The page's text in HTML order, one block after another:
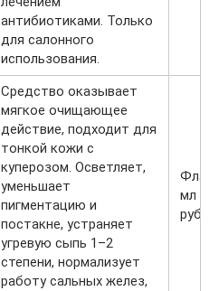
антибиотиками. Только
для салонного
использования.
Средство оказывает
мягкое очищающее
действие, подходит для
тонкой кожи с
куперозом. Осветляет,
уменьшает
пигментацию и
постакне, устраняет
угревую сыпь 1–2
степени, нормализует
работу сальных желез,
мл —
руб.